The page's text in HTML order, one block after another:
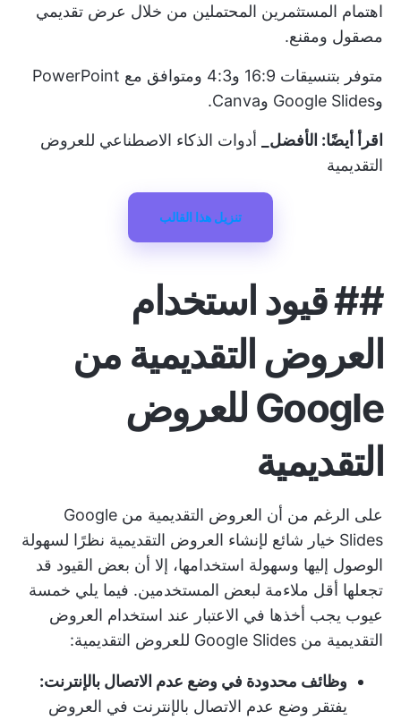
اهتمام المستثمرين المحتملين من خلال عرض تقديمي
مصقول ومقنع.
متوفر بتنسيقات 16:9 و4:3 ومتوافق مع PowerPoint
وGoogle Slides وCanva.
اقرأ أيضًا: الأفضل_
أدوات الذكاء الاصطناعي للعروض
التقديمية
تنزيل هذا القالب
##قيود استخدام
العروض التقديمية من
Google للعروض
التقديمية
على الرغم من أن العروض التقديمية من Google
Slides خيار شائع لإنشاء العروض التقديمية نظرًا لسهولة
الوصول إليها وسهولة استخدامها، إلا أن بعض القيود قد
تجعلها أقل ملاءمة لبعض المستخدمين. فيما يلي خمسة
عيوب يجب أخذها في الاعتبار عند استخدام العروض
التقديمية من Google Slides للعروض التقديمية:
وظائف محدودة في وضع عدم الاتصال بالإنترنت:
يفتقر وضع عدم الاتصال بالإنترنت في العروض